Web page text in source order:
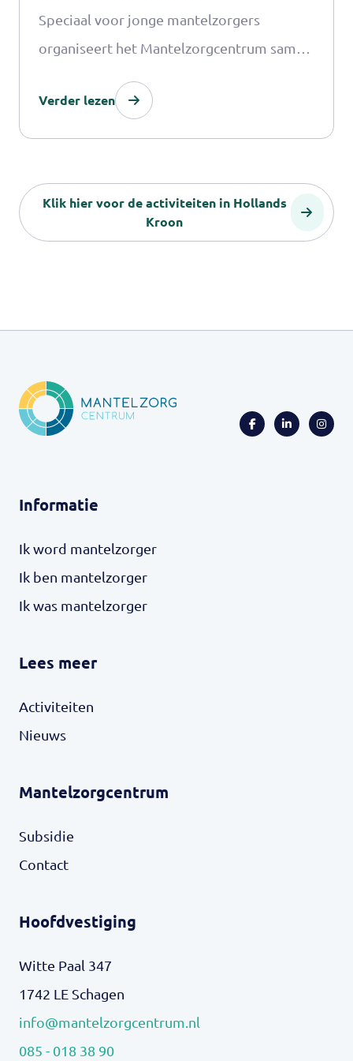
Speciaal voor jonge mantelzorgers
organiseert het Mantelzorgcentrum samen
workshop vol verwondering, plezier en
Verder lezen
Klik hier voor de activiteiten in Hollands
Kroon
Informatie
Ik word mantelzorger
Ik ben mantelzorger
Ik was mantelzorger
Lees meer
Activiteiten
Nieuws
Mantelzorgcentrum
Subsidie
Contact
Hoofdvestiging
Witte Paal 347
1742 LE Schagen
info@mantelzorgcentrum.nl
085 - 018 38 90